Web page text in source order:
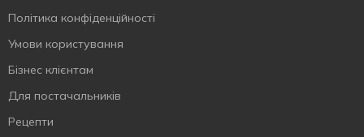
Політика конфіденційності
Умови користування
Бізнес клієнтам
Для постачальників
Рецепти